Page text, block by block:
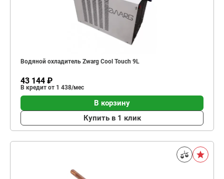
Водяной охладитель Zwarg Cool Touch 9L
43 144 ₽
В кредит от 1 438/мес
В корзину
Купить в 1 клик